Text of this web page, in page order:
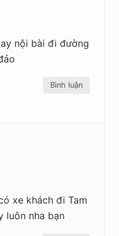
nội bài đi đường
Bình luận
xe khách đi Tam
luôn nha bạn